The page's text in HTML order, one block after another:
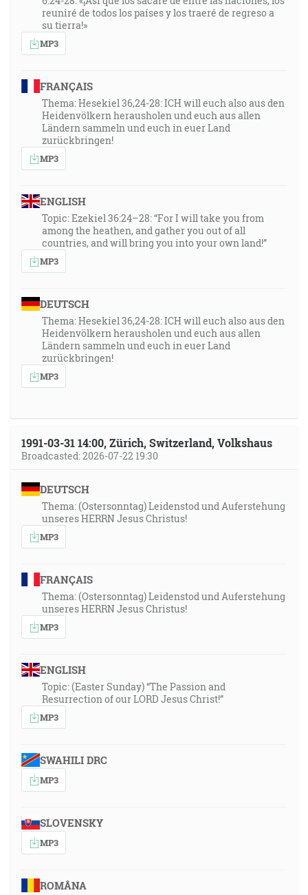
reuniré de todos los países y los traeré de regreso a
su tierra!»
MP3
FRANÇAIS
Thema: Hesekiel 36,24-28: ICH will euch also aus den
Heidenvölkern herausholen und euch aus allen
Ländern sammeln und euch in euer Land
zurückbringen!
MP3
ENGLISH
Topic: Ezekiel 36:24–28: “For I will take you from
among the heathen, and gather you out of all
countries, and will bring you into your own land!”
MP3
DEUTSCH
Thema: Hesekiel 36,24-28: ICH will euch also aus den
Heidenvölkern herausholen und euch aus allen
Ländern sammeln und euch in euer Land
zurückbringen!
MP3
1991-03-31 14:00, Zürich, Switzerland, Volkshaus
Broadcasted: 2026-07-22 19:30
DEUTSCH
Thema: (Ostersonntag) Leidenstod und Auferstehung
unseres HERRN Jesus Christus!
MP3
FRANÇAIS
Thema: (Ostersonntag) Leidenstod und Auferstehung
unseres HERRN Jesus Christus!
MP3
ENGLISH
Topic: (Easter Sunday) “The Passion and
Resurrection of our LORD Jesus Christ!”
MP3
SWAHILI DRC
MP3
SLOVENSKY
MP3
ROMÂNA